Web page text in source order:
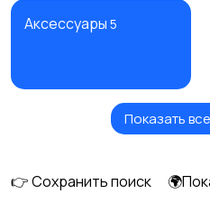
Аксессуары 5
Головные уборы1
Показать
👉 Сохранить поиск